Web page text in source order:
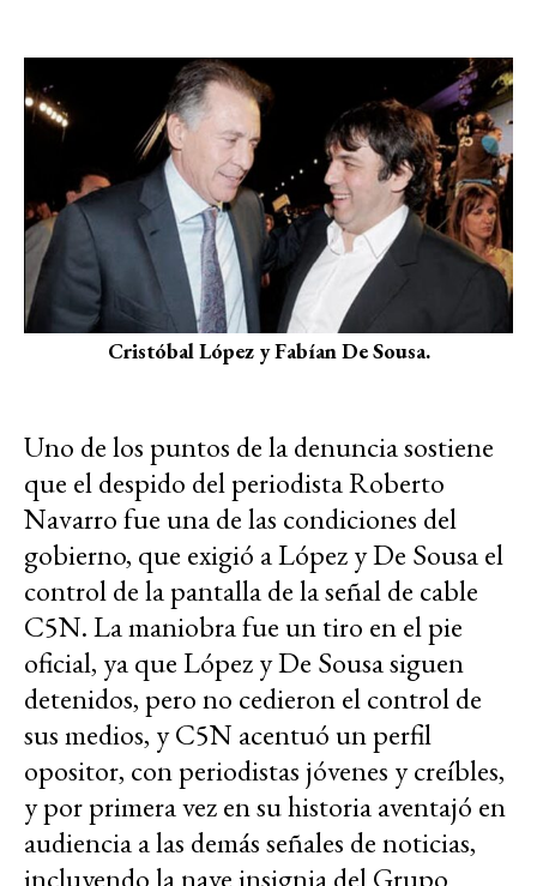
Cristóbal López y Fabían De Sousa.
Uno de los puntos de la denuncia sostiene
que el despido del periodista Roberto
Navarro fue una de las condiciones del
gobierno, que exigió a López y De Sousa el
control de la pantalla de la señal de cable
C5N. La maniobra fue un tiro en el pie
oficial, ya que López y De Sousa siguen
detenidos, pero no cedieron el control de
sus medios, y C5N acentuó un perfil
opositor, con periodistas jóvenes y creíbles,
y por primera vez en su historia aventajó en
audiencia a las demás señales de noticias,
incluyendo la nave insignia del Grupo